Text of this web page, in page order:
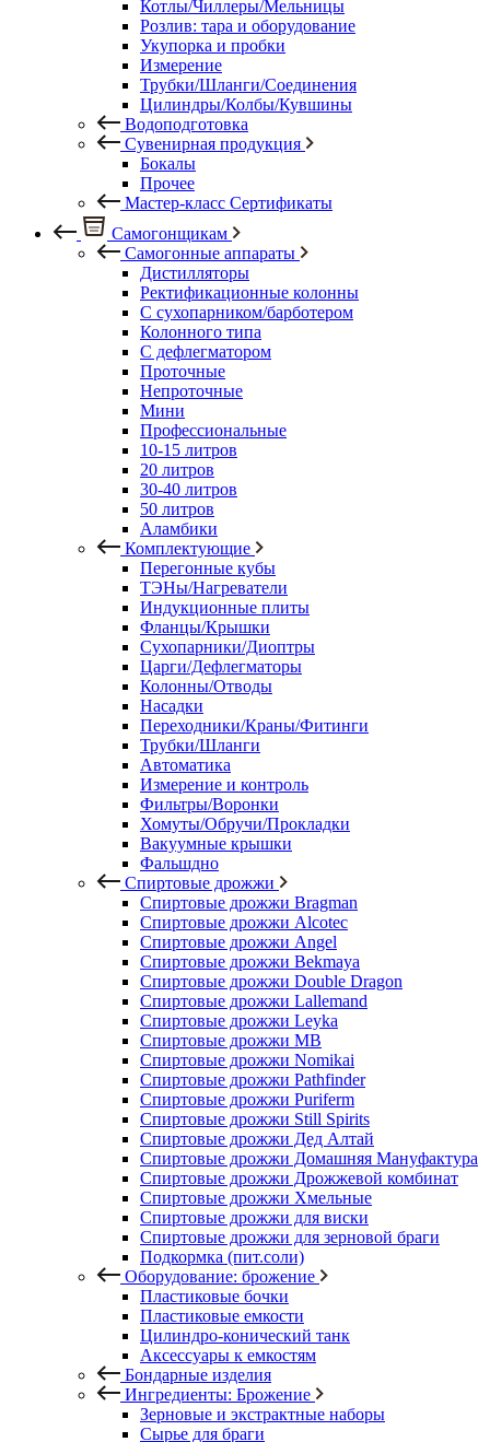
Котлы/Чиллеры/Мельницы
Розлив: тара и оборудование
Укупорка и пробки
Измерение
Трубки/Шланги/Соединения
Цилиндры/Колбы/Кувшины
Водоподготовка
Сувенирная продукция
Бокалы
Прочее
Мастер-класс Сертификаты
Самогонщикам
Самогонные аппараты
Дистилляторы
Ректификационные колонны
С сухопарником/барботером
Колонного типа
С дефлегматором
Проточные
Непроточные
Мини
Профессиональные
10-15 литров
20 литров
30-40 литров
50 литров
Аламбики
Комплектующие
Перегонные кубы
ТЭНы/Нагреватели
Индукционные плиты
Фланцы/Крышки
Сухопарники/Диоптры
Царги/Дефлегматоры
Колонны/Отводы
Насадки
Переходники/Краны/Фитинги
Трубки/Шланги
Автоматика
Измерение и контроль
Фильтры/Воронки
Хомуты/Обручи/Прокладки
Вакуумные крышки
Фальшдно
Спиртовые дрожжи
Спиртовые дрожжи Bragman
Спиртовые дрожжи Alcotec
Спиртовые дрожжи Angel
Спиртовые дрожжи Bekmaya
Спиртовые дрожжи Double Dragon
Спиртовые дрожжи Lallemand
Спиртовые дрожжи Leyka
Спиртовые дрожжи MB
Спиртовые дрожжи Nomikai
Спиртовые дрожжи Pathfinder
Спиртовые дрожжи Puriferm
Спиртовые дрожжи Still Spirits
Спиртовые дрожжи Дед Алтай
Спиртовые дрожжи Домашняя Мануфактура
Спиртовые дрожжи Дрожжевой комбинат
Спиртовые дрожжи Хмельные
Спиртовые дрожжи для виски
Спиртовые дрожжи для зерновой браги
Подкормка (пит.соли)
Оборудование: брожение
Пластиковые бочки
Пластиковые емкости
Цилиндро-конический танк
Аксессуары к емкостям
Бондарные изделия
Ингредиенты: Брожение
Зерновые и экстрактные наборы
Сырье для браги